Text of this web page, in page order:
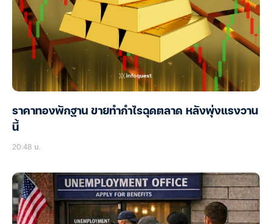
ราคาทองพักฐาน ขายทำกำไรฉุดตลาด หลังพุ่งแรงวาน
นี้
20:48 น.